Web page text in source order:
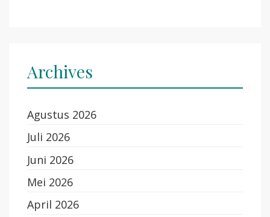
Archives
Agustus 2026
Juli 2026
Juni 2026
Mei 2026
April 2026